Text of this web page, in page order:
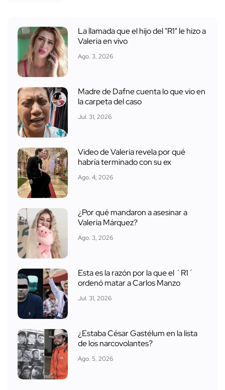
La llamada que el hijo del "R1" le hizo a
Valeria en vivo
Ago. 3, 2026
Madre de Dafne cuenta lo que vio en
la carpeta del caso
Jul. 31, 2026
Video de Valeria revela por qué
habría terminado con su ex
Ago. 4, 2026
¿Por qué mandaron a asesinar a
Valeria Márquez?
Ago. 3, 2026
Esta es la razón por la que el ´R1´
ordenó matar a Carlos Manzo
Jul. 31, 2026
¿Estaba César Gastélum en la lista
de los narcovolantes?
Ago. 5, 2026